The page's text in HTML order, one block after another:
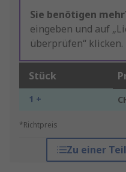
Sie benötigen
eingeben und auf
überprüfen“ klicken.
Stück
1 +
*Richtpreis
Zu einer